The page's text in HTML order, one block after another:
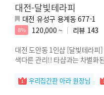
대전-달빛테라피
대전 유성구 용계동 677-1
8% 120,000 ~ 리뷰 143
대전 도안동 1인샵 [달빛테라피
색다른 관리!! 타샵과는 차별화
우리집간판 아라 원장님